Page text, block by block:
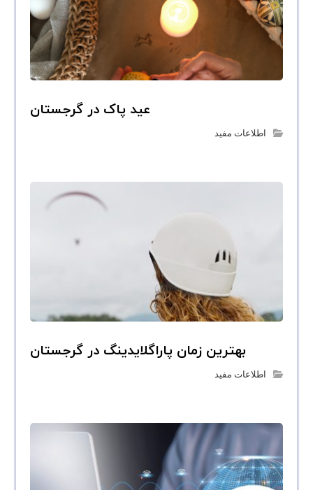
عید پاک در گرجستان
اطلاعات مفید
بهترین زمان پاراگلایدینگ در گرجستان
اطلاعات مفید